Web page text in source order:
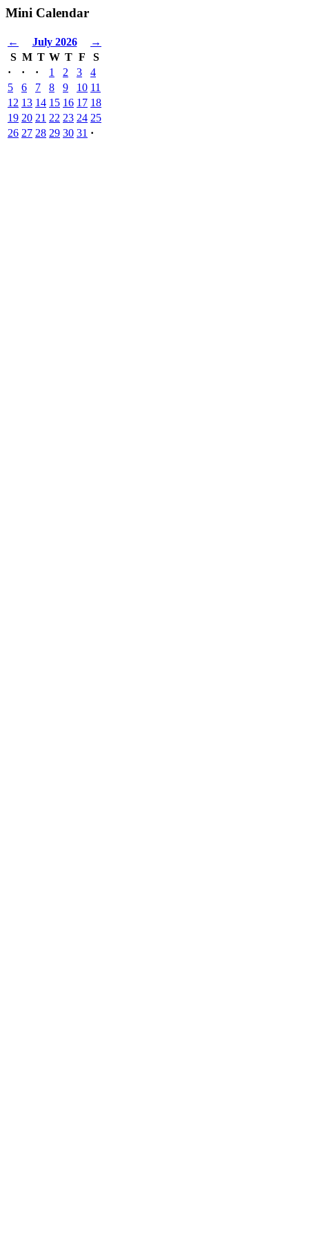
Mini Calendar
← July 2026
→
S M T W T F
S
·
· · 1 2 3
4
5
6 7 8 9 10 11
12 13 14 15 16 17 18
19 20 21 22 23 24 25
26 27 28 29 30 31 ·